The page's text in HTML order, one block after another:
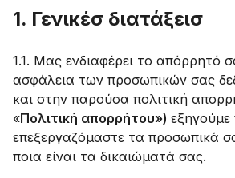
1. Γενικέσ διατάξεισ
1.1. Μας ενδιαφέρει το απόρρητό
ασφάλεια των προσωπικών σας
και στην παρούσα πολιτική
«Πολιτική απορρήτου»)
επεξεργαζόμαστε τα προσωπικά
ποια είναι τα δικαιώματά σας.